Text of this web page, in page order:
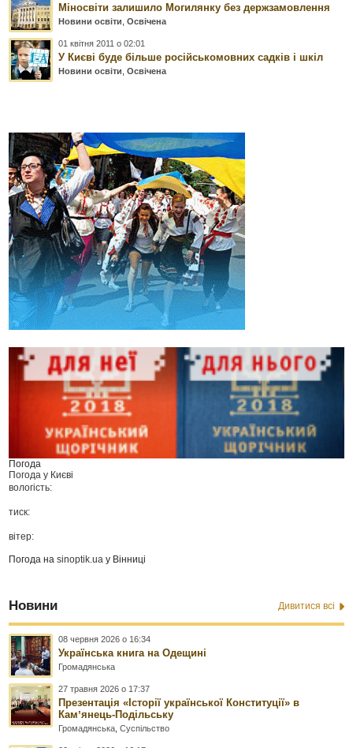
Міносвіти залишило Могилянку без держзамовлення
Новини освіти ,Освічена
01 квітня 2011 о 02:01
У Києві буде більше російськомовних садків і шкіл
Новини освіти ,Освічена
Погода
Погода у Києві
вологість:
тиск:
вітер:
Погода наsinoptik.ua у Вінниці
Новини Дивитися всі
08 червня 2026 о 16:34
Українська книга на Одещині
Громадянська
27 травня 2026 о 17:37
Презентація «Історії української Конституції» в
Камʼянець-Подільську
Громадянська ,Суспільство